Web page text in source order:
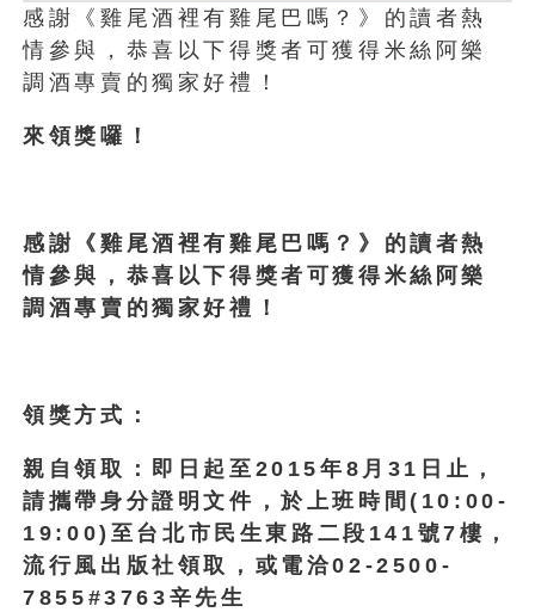
感謝《雞尾酒裡有雞尾巴嗎？》的讀者熱
情參與，恭喜以下得獎者可獲得米絲阿樂
調酒專賣的獨家好禮！
來領獎囉！
感謝《雞尾酒裡有雞尾巴嗎？》的讀者熱
情參與，恭喜以下得獎者可獲得米絲阿樂
調酒專賣的獨家好禮！
領獎方式：
親自領取：即日起至2015年8月31日止，
請攜帶身分證明文件，於上班時間(10:00-
19:00)至台北市民生東路二段141號7樓，
流行風出版社領取，或電洽02-2500-
7855#3763辛先生